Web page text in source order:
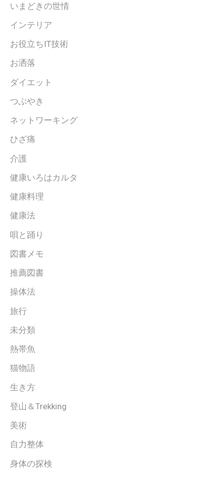
いまどきの世情
インテリア
お役立ちIT技術
お洒落
ダイエット
つぶやき
ネットワーキング
ひざ痛
介護
健康いろはカルタ
健康料理
健康法
唄と踊り
図書メモ
推薦図書
操体法
旅行
未分類
熱帯魚
猫物語
生き方
登山＆Trekking
美術
自力整体
身体の探検